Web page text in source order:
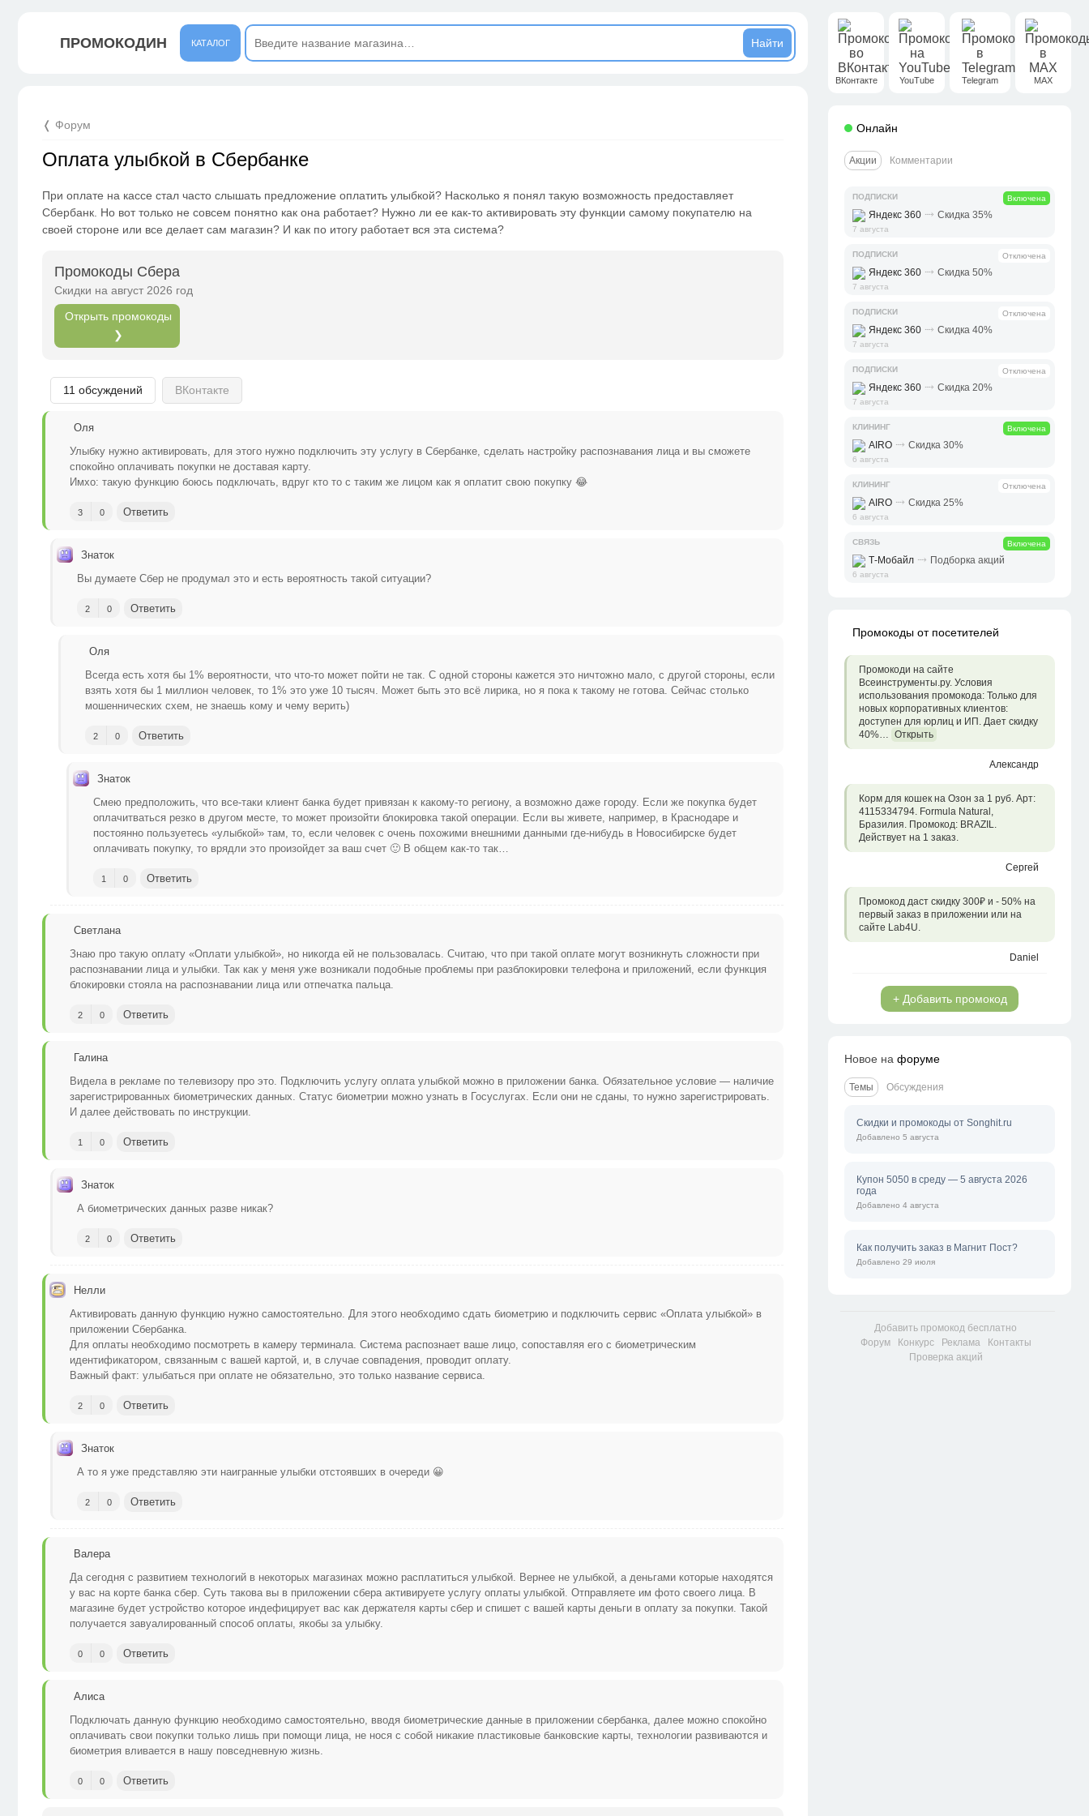
ПРОМОКОДИН КАТАЛОГ
❬ Форум
Оплата улыбкой в Сбербанке
При оплате на кассе стал часто слышать предложение оплатить улыбкой? Насколько я понял такую возможность предоставляет
Сбербанк. Но вот только не совсем понятно как она работает? Нужно ли ее как-то активировать эту функции самому покупателю на
своей стороне или все делает сам магазин? И как по итогу работает вся эта система?
Промокоды Сбера
Скидки на август 2026 год
Открыть промокоды
❯
11 обсуждений ВКонтакте
Оля
Улыбку нужно активировать, для этого нужно подключить эту услугу в Сбербанке, сделать настройку распознавания лица и вы сможете
спокойно оплачивать покупки не доставая карту.
Имхо: такую функцию боюсь подключать, вдруг кто то с таким же лицом как я оплатит свою покупку 😂
3 0 Ответить
Знаток
Вы думаете Сбер не продумал это и есть вероятность такой ситуации?
2 0 Ответить
Оля
Всегда есть хотя бы 1% вероятности, что что-то может пойти не так. С одной стороны кажется это ничтожно мало, с другой стороны, если
взять хотя бы 1 миллион человек, то 1% это уже 10 тысяч. Может быть это всё лирика, но я пока к такому не готова. Сейчас столько
мошеннических схем, не знаешь кому и чему верить)
2 0 Ответить
Знаток
Смею предположить, что все-таки клиент банка будет привязан к какому-то региону, а возможно даже городу. Если же покупка будет
оплачитваться резко в другом месте, то может произойти блокировка такой операции. Если вы живете, например, в Краснодаре и
постоянно пользуетесь «улыбкой» там, то, если человек с очень похожими внешними данными где-нибудь в Новосибирске будет
оплачивать покупку, то врядли это произойдет за ваш счет 🙂 В общем как-то так…
1 0 Ответить
Светлана
Знаю про такую оплату «Оплати улыбкой», но никогда ей не пользовалась. Считаю, что при такой оплате могут возникнуть сложности при
распознавании лица и улыбки. Так как у меня уже возникали подобные проблемы при разблокировки телефона и приложений, если функция
блокировки стояла на распознавании лица или отпечатка пальца.
2 0 Ответить
Галина
Видела в рекламе по телевизору про это. Подключить услугу оплата улыбкой можно в приложении банка. Обязательное условие — наличие
зарегистрированных биометрических данных. Статус биометрии можно узнать в Госуслугах. Если они не сданы, то нужно зарегистрировать.
И далее действовать по инструкции.
1 0 Ответить
Знаток
А биометрических данных разве никак?
2 0 Ответить
Нелли
Активировать данную функцию нужно самостоятельно. Для этого необходимо сдать биометрию и подключить сервис «Оплата улыбкой» в
приложении Сбербанка.
Для оплаты необходимо посмотреть в камеру терминала. Система распознает ваше лицо, сопоставляя его с биометрическим
идентификатором, связанным с вашей картой, и, в случае совпадения, проводит оплату.
Важный факт: улыбаться при оплате не обязательно, это только название сервиса.
2 0 Ответить
Знаток
А то я уже представляю эти наигранные улыбки отстоявших в очереди 😀
2 0 Ответить
Валера
Да сегодня с развитием технологий в некоторых магазинах можно расплатиться улыбкой. Вернее не улыбкой, а деньгами которые находятся
у вас на корте банка сбер. Суть такова вы в приложении сбера активируете услугу оплаты улыбкой. Отправляете им фото своего лица. В
магазине будет устройство которое индефицирует вас как держателя карты сбер и спишет с вашей карты деньги в оплату за покупки. Такой
получается завуалированный способ оплаты, якобы за улыбку.
0 0 Ответить
Алиса
Подключать данную функцию необходимо самостоятельно, вводя биометрические данные в приложении сбербанка, далее можно спокойно
оплачивать свои покупки только лишь при помощи лица, не нося с собой никакие пластиковые банковские карты, технологии развиваются и
биометрия вливается в нашу повседневную жизнь.
0 0 Ответить
ВКонтакте YouTube Telegram MAX
Онлайн
Акции Комментарии
ПОДПИСКИ Включена
Яндекс 360 ⤑ Скидка 35%
7 августа
ПОДПИСКИ Отключена
Яндекс 360 ⤑ Скидка 50%
7 августа
ПОДПИСКИ Отключена
Яндекс 360 ⤑ Скидка 40%
7 августа
ПОДПИСКИ Отключена
Яндекс 360 ⤑ Скидка 20%
7 августа
КЛИНИНГ Включена
AIRO ⤑ Скидка 30%
6 августа
КЛИНИНГ Отключена
AIRO ⤑ Скидка 25%
6 августа
СВЯЗЬ Включена
Т-Мобайл ⤑ Подборка акций
6 августа
Промокоды от посетителей
Промокоди на сайте
Всеинструменты.ру. Условия
использования промокода: Только для
новых корпоративных клиентов:
доступен для юрлиц и ИП. Дает скидку
40%… Открыть
Александр
Корм для кошек на Озон за 1 руб. Арт:
4115334794. Formula Natural,
Бразилия. Промокод: BRAZIL.
Действует на 1 заказ.
Сергей
Промокод даст скидку 300₽ и - 50% на
первый заказ в приложении или на
сайте Lab4U.
Daniel
+ Добавить промокод
Новое на форуме
Темы Обсуждения
Скидки и промокоды от Songhit.ru
Добавлено 5 августа
Купон 5050 в среду — 5 августа 2026
года
Добавлено 4 августа
Как получить заказ в Магнит Пост?
Добавлено 29 июля
Добавить промокод бесплатно
Форум
Конкурс Реклама
Контакты
Проверка акций
Подпишись на наш ТГ-канал и получай свежие акции и
Проверяй акции, делай видео-обзор и зарабатывайт от 1000
Открыть полностью
Открыть полностью